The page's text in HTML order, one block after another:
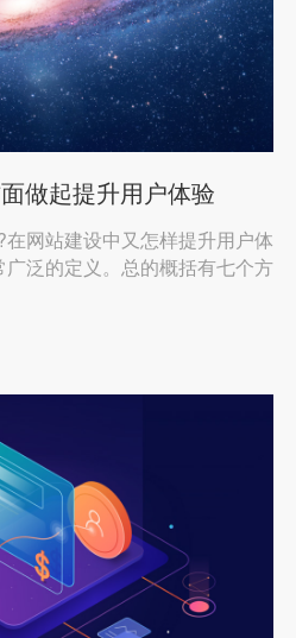
做起提升用户体验
网站建设中又怎样提升用户体
泛的定义。总的概括有七个方